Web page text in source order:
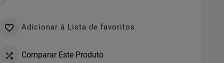
 Adicionar à Lista de favoritos
 Comparar Este Produto